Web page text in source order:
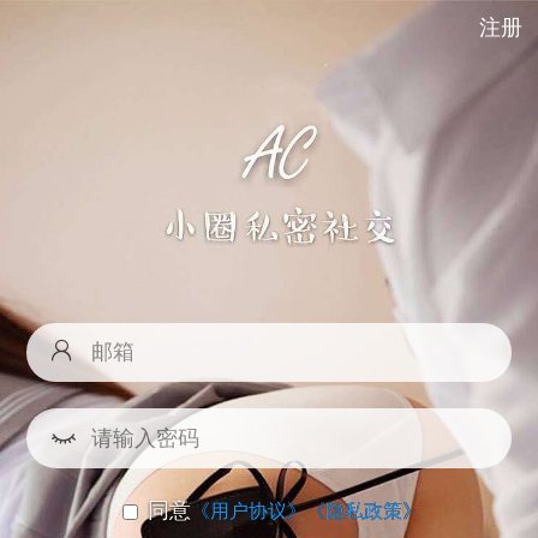
注册
同意《用户协议》《隐私政策》